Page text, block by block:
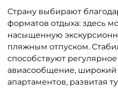
Страну выбирают
форматов отдыха: здесь
насыщенную
пляжным отпуском.
способствуют
авиасообщение, широкий
апартаментов, развитая